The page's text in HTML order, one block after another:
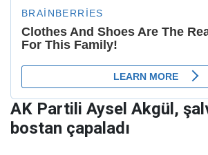
AK Partili Aysel Akgül,
bostan çapaladı